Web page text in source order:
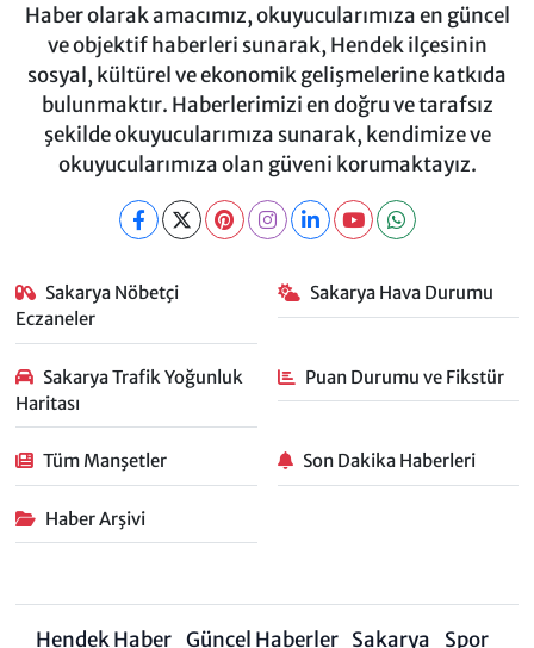
Haber olarak amacımız, okuyucularımıza en güncel
ve objektif haberleri sunarak, Hendek ilçesinin
sosyal, kültürel ve ekonomik gelişmelerine katkıda
bulunmaktır. Haberlerimizi en doğru ve tarafsız
şekilde okuyucularımıza sunarak, kendimize ve
okuyucularımıza olan güveni korumaktayız.
Sakarya Nöbetçi
Eczaneler
Sakarya Hava Durumu
Sakarya Trafik Yoğunluk
Haritası
Puan Durumu ve Fikstür
Tüm Manşetler Son Dakika Haberleri
Haber Arşivi
Hendek Haber Güncel Haberler Sakarya Spor